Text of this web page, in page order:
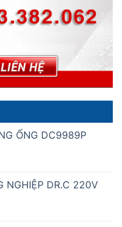
ỐNG DC9989P
NGHIỆP DR.C 220V